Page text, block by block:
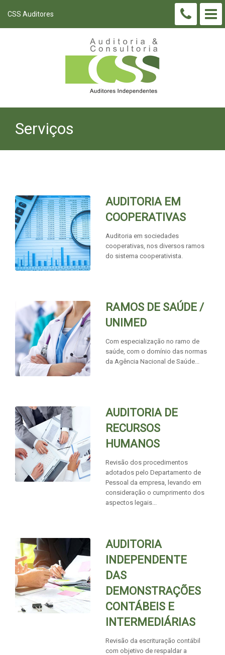
CSS Auditores
Serviços
AUDITORIA EM
COOPERATIVAS
Auditoria em sociedades
cooperativas, nos diversos ramos
do sistema cooperativista.
RAMOS DE SAÚDE /
UNIMED
Com especialização no ramo de
saúde, com o domínio das normas
da Agência Nacional de Saúde...
AUDITORIA DE
RECURSOS
HUMANOS
Revisão dos procedimentos
adotados pelo Departamento de
Pessoal da empresa, levando em
consideração o cumprimento dos
aspectos legais...
AUDITORIA
INDEPENDENTE
DAS
DEMONSTRAÇÕES
CONTÁBEIS E
INTERMEDIÁRIAS
Revisão da escrituração contábil
com objetivo de respaldar a